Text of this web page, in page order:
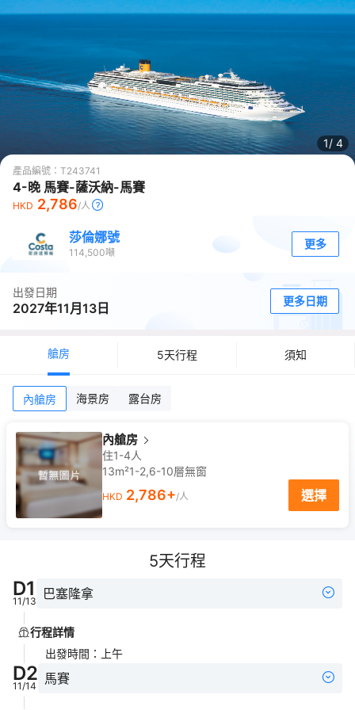
1/ 4
產品編號： T243741
4-晚 馬賽-薩沃納-馬賽
HKD 2,786/人
莎倫娜號
114,500噸
更多
出發日期
2027年11月13日 更多日期
艙房 5天行程 須知
內艙房 海景房 露台房
內艙房
住1-4人
13m²1-2,6-10層無窗
HKD 2,786+/人 選擇
5天行程
D1
11/13 巴塞隆拿
行程詳情
出發時間 ： 上午
D2
11/14 馬賽